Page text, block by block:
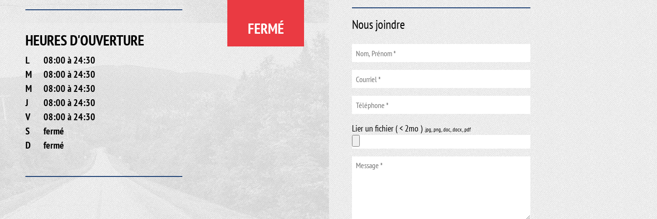
FERMÉ
HEURES D'OUVERTURE
L
08:00 à 24:30
M
08:00 à 24:30
M
08:00 à 24:30
J
08:00 à 24:30
V
08:00 à 24:30
S
fermé
D
fermé
Nous joindre
Lier un fichier ( < 2mo ).jpg, .png, .doc, .docx, .pdf